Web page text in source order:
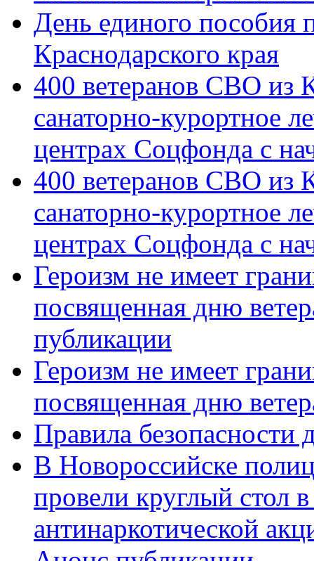
День единого пособия
Краснодарского края
400 ветеранов СВО из
санаторно-курортное
центрах Соцфонда с
400 ветеранов СВО из
санаторно-курортное
центрах Соцфонда с
Героизм не имеет
посвященная дню
публикации
Героизм не имеет
посвященная дню
Правила безопасности
В Новороссийске
провели круглый стол
антинаркотической